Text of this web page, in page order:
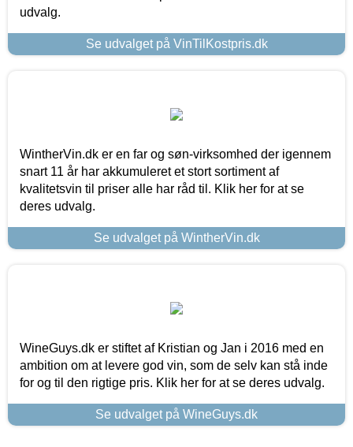
udvalg.
Se udvalget på VinTilKostpris.dk
WintherVin.dk er en far og søn-virksomhed der igennem
snart 11 år har akkumuleret et stort sortiment af
kvalitetsvin til priser alle har råd til. Klik her for at se
deres udvalg.
Se udvalget på WintherVin.dk
WineGuys.dk er stiftet af Kristian og Jan i 2016 med en
ambition om at levere god vin, som de selv kan stå inde
for og til den rigtige pris. Klik her for at se deres udvalg.
Se udvalget på WineGuys.dk